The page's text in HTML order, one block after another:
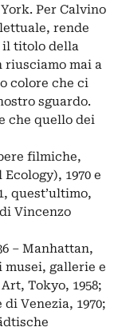
Per Calvino
rende
il titolo della
riusciamo mai a
colore che ci
sguardo.
che quello dei
filmiche,
1970 e
quest’ultimo,
Vincenzo
– Manhattan,
musei, gallerie e
Tokyo, 1958;
Venezia, 1970;